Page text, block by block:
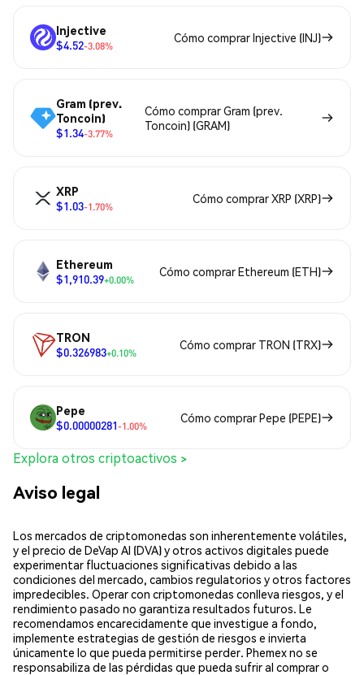
Injective
$4.52-3.08%
Cómo comprar Injective (INJ)
Gram (prev.
Toncoin)
$1.34-3.77%
Cómo comprar Gram (prev.
Toncoin) (GRAM)
XRP
$1.03-1.70%
Cómo comprar XRP (XRP)
Ethereum
$1,910.39+0.00%
Cómo comprar Ethereum (ETH)
TRON
$0.326983+0.10%
Cómo comprar TRON (TRX)
Pepe
$0.00000281-1.00%
Cómo comprar Pepe (PEPE)
Explora otros criptoactivos >
Aviso legal
Los mercados de criptomonedas son inherentemente volátiles,
y el precio de DeVap AI (DVA) y otros activos digitales puede
experimentar fluctuaciones significativas debido a las
condiciones del mercado, cambios regulatorios y otros factores
impredecibles. Operar con criptomonedas conlleva riesgos, y el
rendimiento pasado no garantiza resultados futuros. Le
recomendamos encarecidamente que investigue a fondo,
implemente estrategias de gestión de riesgos e invierta
únicamente lo que pueda permitirse perder. Phemex no se
responsabiliza de las pérdidas que pueda sufrir al comprar o